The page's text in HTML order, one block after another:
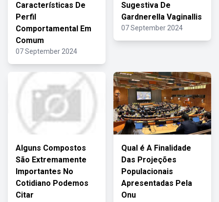
Características De
Perfil
Comportamental Em
Comum
07 September 2024
Sugestiva De
Gardnerella Vaginallis
07 September 2024
Alguns Compostos
São Extremamente
Importantes No
Cotidiano Podemos
Citar
Qual é A Finalidade
Das Projeções
Populacionais
Apresentadas Pela
Onu